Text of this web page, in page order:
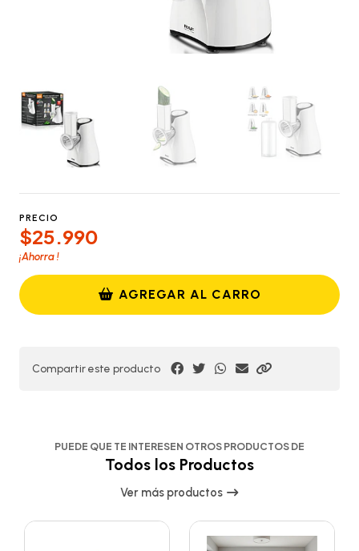
PRECIO
$25.990
¡Ahorra!
AGREGAR AL CARRO
Compartir este producto
PUEDE QUE TE INTERESEN OTROS PRODUCTOS DE
Todos los Productos
Ver más productos